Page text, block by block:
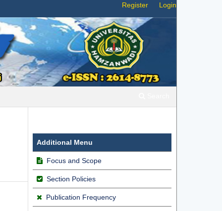
Register Login
Additional Menu
Focus and Scope
Section Policies
Publication Frequency